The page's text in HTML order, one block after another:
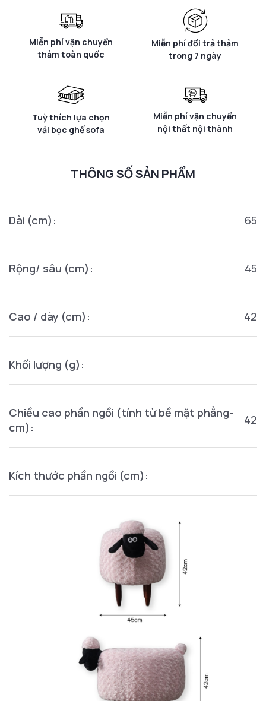
Miễn phí vận chuyển
thảm toàn quốc
Miễn phí đổi trả thảm
trong 7 ngày
Tuỳ thích lựa chọn
vải bọc ghế sofa
Miễn phí vận chuyển
nội thất nội thành
THÔNG SỐ SẢN PHẨM
Dài (cm): 65
Rộng/ sâu (cm): 45
Cao / dày (cm): 42
Khối lượng (g):
Chiều cao phần ngồi (tính từ bề mặt phẳng-
cm):
42
Kích thước phần ngồi (cm):